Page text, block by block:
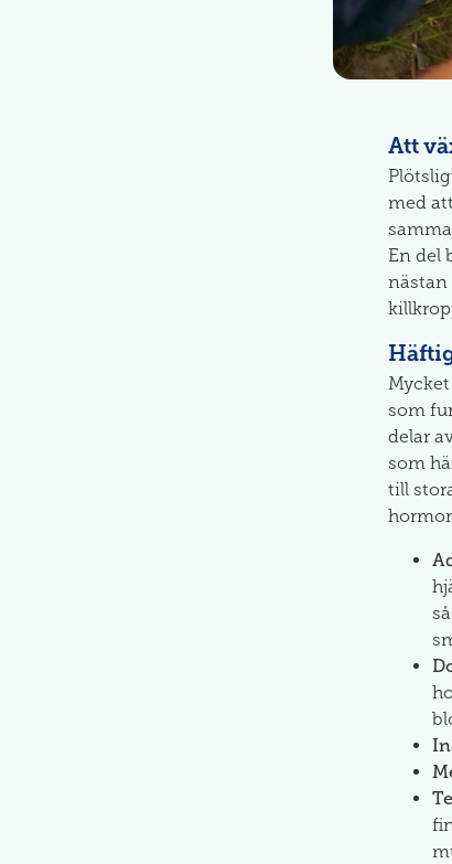
Att
med
En del
nästan
som
delar
som
till